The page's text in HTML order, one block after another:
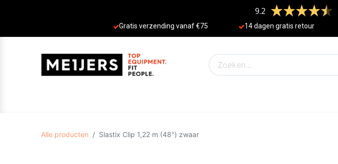
9.2
Gratis verzending vanaf €75 14 dagen gratis retour
Alle producten Slastix Clip 1,22 m (48") zwaar